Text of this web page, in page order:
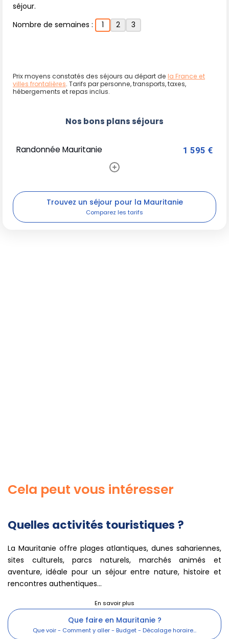
séjour.
Nombre de semaines :
1 2 3
Prix moyens constatés des séjours au départ de la France et
villes frontalières. Tarifs par personne, transports, taxes,
hébergements et repas inclus.
Nos bons plans séjours
Randonnée Mauritanie 1 595 €
Trouvez un séjour pour la Mauritanie
Cela peut vous intéresser
Quelles activités touristiques ?
La Mauritanie offre plages atlantiques, dunes sahariennes,
sites culturels, parcs naturels, marchés animés et
aventure, idéale pour un séjour entre nature, histoire et
rencontres authentiques...
Que faire en Mauritanie ?